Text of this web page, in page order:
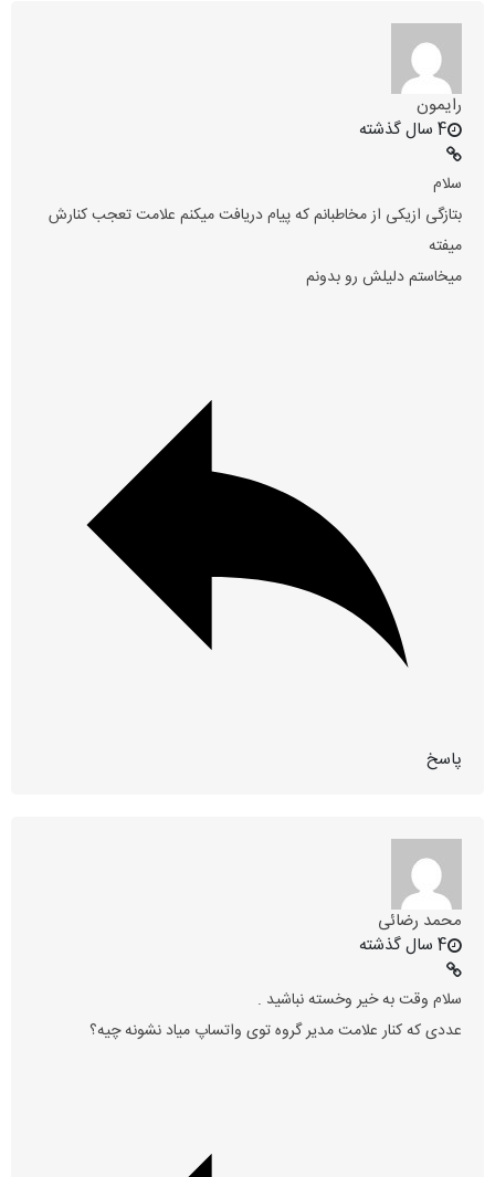
رایمون
4 سال گذشته
سلام
بتازگی ازیکی از مخاطبانم که پیام دریافت میکنم علامت تعجب کنارش
میفته
میخاستم دلیلش رو بدونم
پاسخ
محمد رضائی
4 سال گذشته
سلام وقت به خیر وخسته نباشید .
عددی که کنار علامت مدیر گروه توی واتساپ میاد نشونه چیه؟